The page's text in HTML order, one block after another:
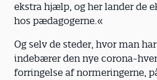
ekstra hjælp, og her lander de
hos pædagogerne.«
Og selv de steder, hvor man
indebærer den nye corona-
forringelse af normeringerne,